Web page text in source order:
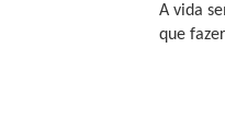
A vida
que